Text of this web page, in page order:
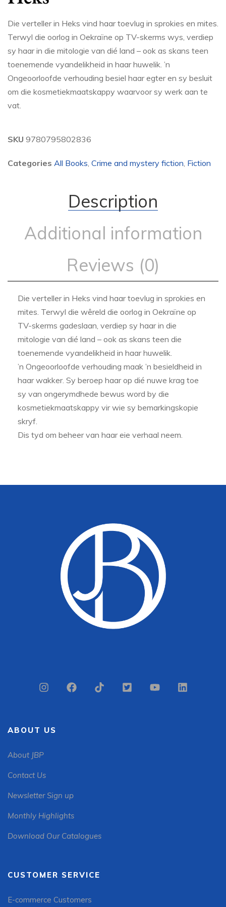
Die verteller in Heks vind haar toevlug in sprokies en mites.
Terwyl die oorlog in Oekraïne op TV-skerms wys, verdiep
sy haar in die mitologie van dié land – ook as skans teen
toenemende vyandelikheid in haar huwelik. ’n
Ongeoorloofde verhouding besiel haar egter en sy besluit
om die kosmetiekmaatskappy waarvoor sy werk aan te
vat.
SKU 9780795802836
Categories All Books Crime and mystery fiction Fiction
Description
Additional information
Reviews (0)
Die verteller in Heks vind haar toevlug in sprokies en
mites. Terwyl die wêreld die oorlog in Oekraïne op
TV-skerms gadeslaan, verdiep sy haar in die
mitologie van dié land – ook as skans teen die
toenemende vyandelikheid in haar huwelik.
’n Ongeoorloofde verhouding maak ’n besieldheid in
haar wakker. Sy beroep haar op dié nuwe krag toe
sy van ongerymdhede bewus word by die
kosmetiekmaatskappy vir wie sy bemarkingskopie
skryf.
Dis tyd om beheer van haar eie verhaal neem.
ABOUT US
About JBP
Contact Us
Newsletter Sign up
Monthly Highlights
Download Our Catalogues
CUSTOMER SERVICE
E-commerce Customers